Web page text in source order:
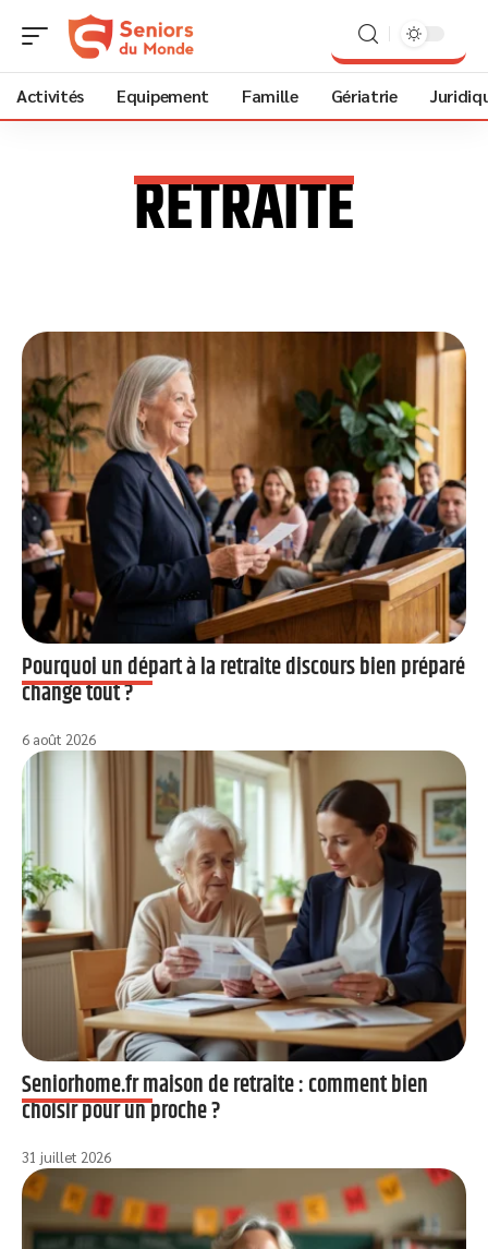
Activités Equipement Famille Gériatrie
RETRAITE
Pourquoi un départ à la retraite discours bien préparé
change tout ?
6 août 2026
Seniorhome.fr maison de retraite : comment bien
choisir pour un proche ?
31 juillet 2026